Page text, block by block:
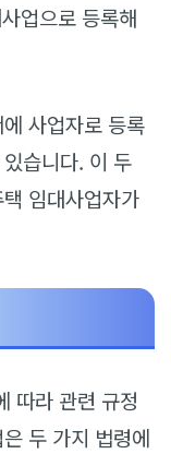
업으로 등록해
사업자로 등록
습니다. 이 두
임대사업자가
따라 관련 규정
두 가지 법령에